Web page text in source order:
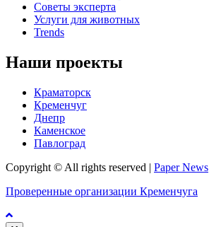
Советы эксперта
Услуги для животных
Trends
Наши проекты
Краматорск
Кременчуг
Днепр
Каменское
Павлоград
Copyright © All rights reserved | Paper News
Проверенные организации Кременчуга